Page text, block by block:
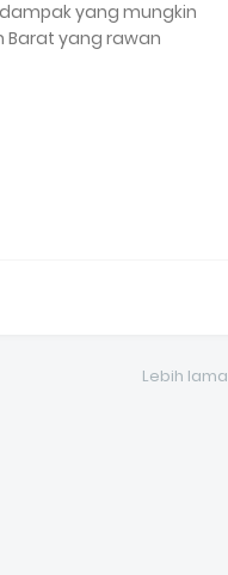
yang mungkin
Barat yang rawan
Lebih lama